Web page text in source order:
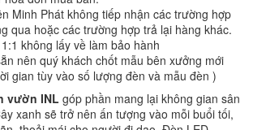
Minh Phát không tiếp nhận các trường hợp
qua hoặc các trường hợp trả lại hàng khác.
không lấy về làm bảo hành
nên quý khách chốt mẫu bên xưởng mới
gian tùy vào số lượng đèn và mẫu đèn )
vườn INL góp phần mang lại không gian sân
xanh sẽ trở nên ấn tượng vào mỗi buổi tối,